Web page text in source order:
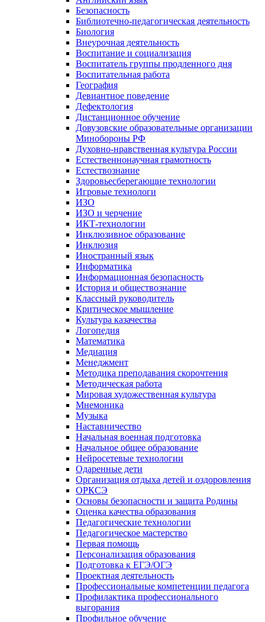
Безопасность
Библиотечно-педагогическая деятельность
Биология
Внеурочная деятельность
Воспитание и социализация
Воспитатель группы продленного дня
Воспитательная работа
География
Девиантное поведение
Дефектология
Дистанционное обучение
Довузовские образовательные организации
Минобороны РФ
Духовно‑нравственная культура России
Естественнонаучная грамотность
Естествознание
Здоровьесберегающие технологии
Игровые технологи
ИЗО
ИЗО и черчение
ИКТ-технологии
Инклюзивное образование
Инклюзия
Иностранный язык
Информатика
Информационная безопасность
История и обществознание
Классный руководитель
Критическое мышление
Культура казачества
Логопедия
Математика
Медиация
Менеджмент
Методика преподавания скорочтения
Методическая работа
Мировая художественная культура
Мнемоника
Музыка
Наставничество
Начальная военная подготовка
Начальное общее образование
Нейросетевые технологии
Одаренные дети
Организация отдыха детей и оздоровления
ОРКСЭ
Основы безопасности и защита Родины
Оценка качества образования
Педагогические технологии
Педагогическое мастерство
Первая помощь
Персонализация образования
Подготовка к ЕГЭ/ОГЭ
Проектная деятельность
Профессиональные компетенции педагога
Профилактика профессионального
выгорания
Профильное обучение